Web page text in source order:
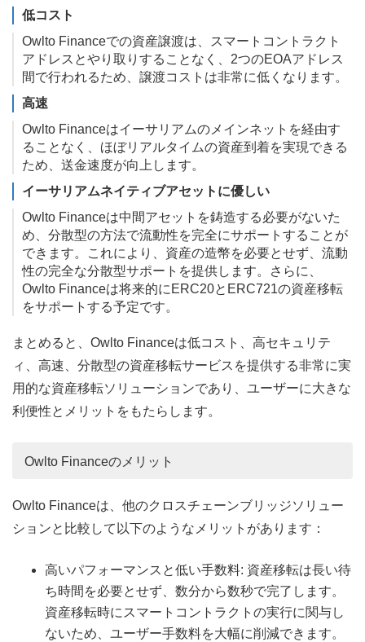
低コスト
Owlto Financeでの資産譲渡は、スマートコントラクト
アドレスとやり取りすることなく、2つのEOAアドレス
間で行われるため、譲渡コストは非常に低くなります。
高速
Owlto Financeはイーサリアムのメインネットを経由す
ることなく、ほぼリアルタイムの資産到着を実現できる
ため、送金速度が向上します。
イーサリアムネイティブアセットに優しい
Owlto Financeは中間アセットを鋳造する必要がないた
め、分散型の方法で流動性を完全にサポートすることが
できます。これにより、資産の造幣を必要とせず、流動
性の完全な分散型サポートを提供します。さらに、
Owlto Financeは将来的にERC20とERC721の資産移転
をサポートする予定です。
まとめると、Owlto Financeは低コスト、高セキュリテ
ィ、高速、分散型の資産移転サービスを提供する非常に実
用的な資産移転ソリューションであり、ユーザーに大きな
利便性とメリットをもたらします。
Owlto Financeのメリット
Owlto Financeは、他のクロスチェーンブリッジソリュー
ションと比較して以下のようなメリットがあります：
高いパフォーマンスと低い手数料: 資産移転は長い待
ち時間を必要とせず、数分から数秒で完了します。
資産移転時にスマートコントラクトの実行に関与し
ないため、ユーザー手数料を大幅に削減できます。